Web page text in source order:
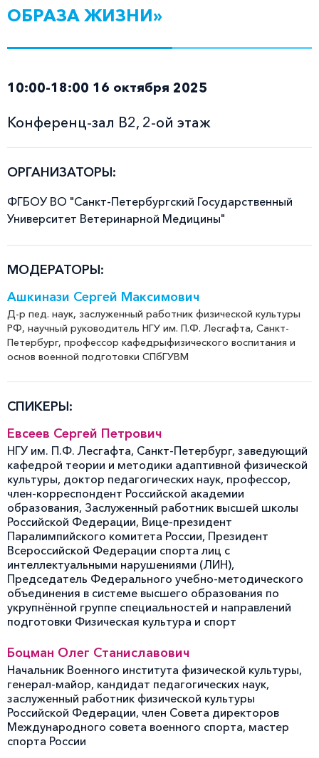
ОБРАЗА ЖИЗНИ»
10:00-18:00 16 октября 2025
Конференц-зал В2, 2-ой этаж
ОРГАНИЗАТОРЫ:
ФГБОУ ВО "Санкт-Петербургский Государственный
Университет Ветеринарной Медицины"
МОДЕРАТОРЫ:
Ашкинази Сергей Максимович
Д-р пед. наук, заслуженный работник физической культуры
РФ, научный руководитель НГУ им. П.Ф. Лесгафта, Санкт-
Петербург, профессор кафедрыфизического воспитания и
основ военной подготовки СПбГУВМ
СПИКЕРЫ:
Евсеев Сергей Петрович
НГУ им. П.Ф. Лесгафта, Санкт-Петербург, заведующий
кафедрой теории и методики адаптивной физической
культуры, доктор педагогических наук, профессор,
член-корреспондент Российской академии
образования, Заслуженный работник высшей школы
Российской Федерации, Вице-президент
Паралимпийского комитета России, Президент
Всероссийской Федерации спорта лиц с
интеллектуальными нарушениями (ЛИН),
Председатель Федерального учебно-методического
объединения в системе высшего образования по
укрупнённой группе специальностей и направлений
подготовки Физическая культура и спорт
Боцман Олег Станиславович
Начальник Военного института физической культуры,
генерал-майор, кандидат педагогических наук,
заслуженный работник физической культуры
Российской Федерации, член Совета директоров
Международного совета военного спорта, мастер
спорта России